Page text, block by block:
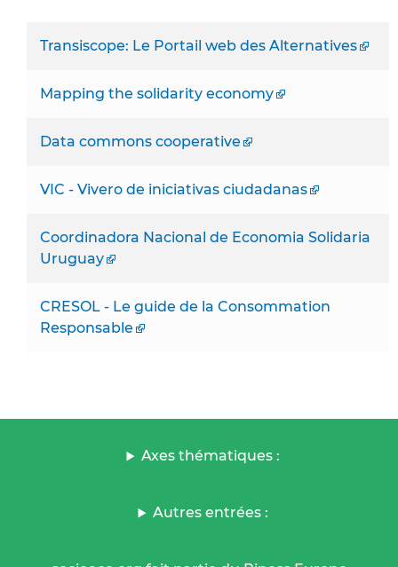
Transiscope: Le Portail web des Alternatives
Mapping the solidarity economy
Data commons cooperative
VIC - Vivero de iniciativas ciudadanas
Coordinadora Nacional de Economia Solidaria
Uruguay
CRESOL - Le guide de la Consommation
Responsable
Axes thématiques :
Autres entrées :